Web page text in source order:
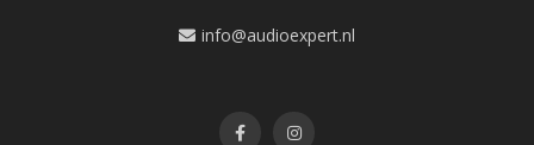
info@audioexpert.nl